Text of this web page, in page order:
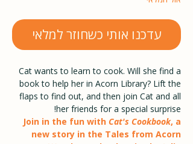
עדכנו אותי כשחוזר למלאי
Cat wants to learn to cook. Will she find a
book to help her in Acorn Library? Lift the
flaps to find out, and then join Cat and all
her friends for a special surprise!
Join in the fun with Cat's Cookbook, a
new story in the Tales from Acorn